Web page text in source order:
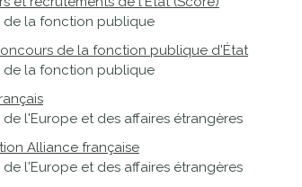
de la fonction publique
de la fonction publique d'État
de la fonction publique
de l'Europe et des affaires étrangères
Alliance française
de l'Europe et des affaires étrangères